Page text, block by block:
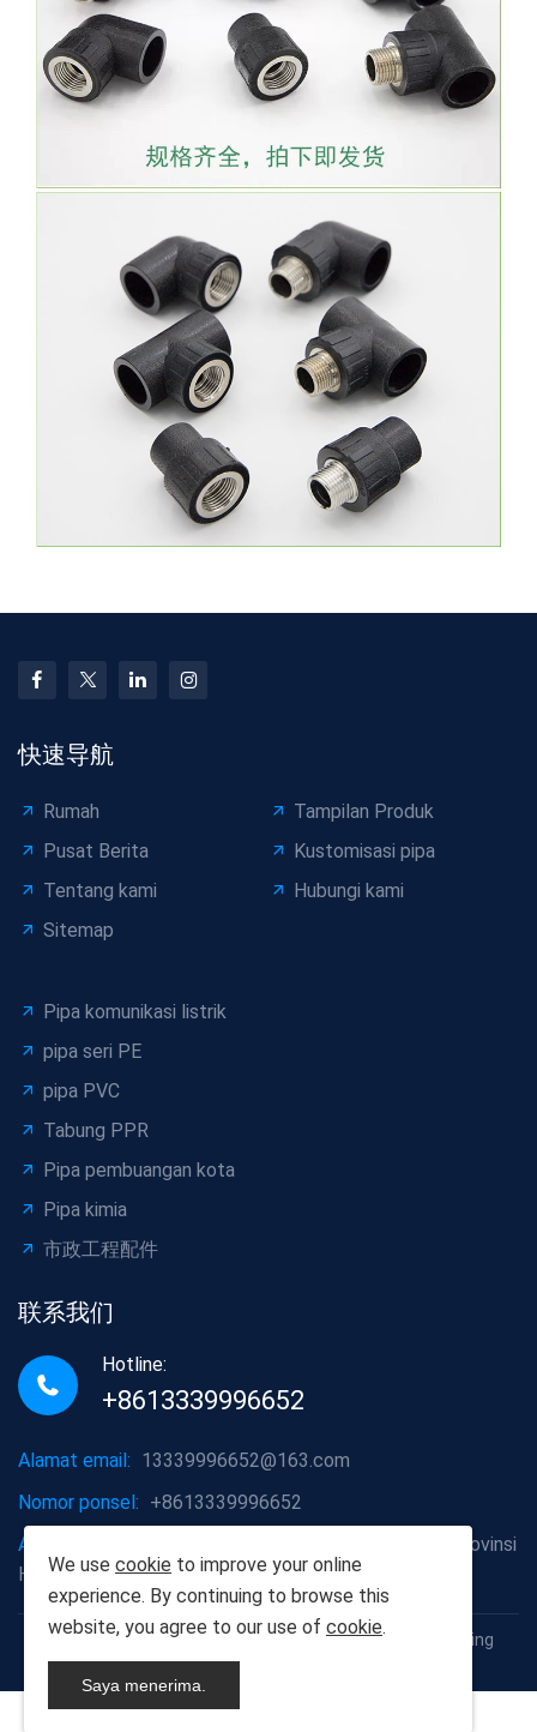
快速导航
Rumah
Tampilan Produk
Pusat Berita
Kustomisasi pipa
Tentang kami
Hubungi kami
Sitemap
Pipa komunikasi listrik
pipa seri PE
pipa PVC
Tabung PPR
Pipa pembuangan kota
Pipa kimia
市政工程配件
联系我们
Hotline:
+8613339996652
Alamat email: 13339996652@163.com
Nomor ponsel: +8613339996652
Alamat perusahaan:
Distrik Hongshan, Kota Wuhan, Provinsi
Hubei
Hak cipta © 2012-2025 Wuhan Populus euphratica Building
Material Co, Ltd
We use cookie to improve your online
experience. By continuing to browse this
website, you agree to our use of cookie.
Saya menerima.